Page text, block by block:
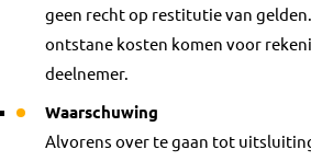
geen recht op restitutie van
ontstane kosten komen voor
deelnemer.
Waarschuwing
Alvorens over te gaan tot